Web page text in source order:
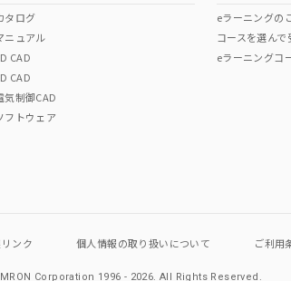
タログ
ニュアル
CAD
CAD
気制御CAD
フトウェア
eラーニングの
コースを選んで
eラーニングコ
ンク 個人情報の取り扱いについて ご利用
Corporation 1996 - 2026.All Rights Reserved.